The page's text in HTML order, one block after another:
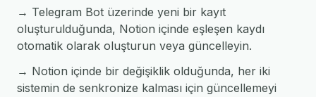
→ Telegram Bot üzerinde yeni bir kayıt
oluşturulduğunda, Notion içinde eşleşen kaydı
otomatik olarak oluşturun veya güncelleyin.
→ Notion içinde bir değişiklik olduğunda, her iki
sistemin de senkronize kalması için güncellemeyi